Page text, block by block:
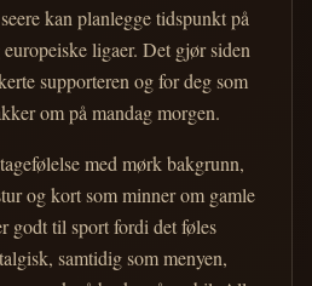
kan planlegge tidspunkt på
ligaer. Det gjør siden
supporteren og for deg som
om på mandag morgen.
med mørk bakgrunn,
og kort som minner om gamle
godt til sport fordi det føles
samtidig som menyen,